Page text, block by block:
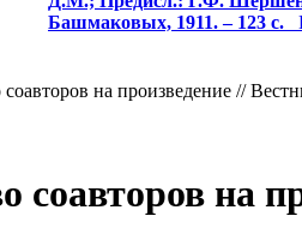
Башмаковых, 1911. – 123 с.
на произведение //
на